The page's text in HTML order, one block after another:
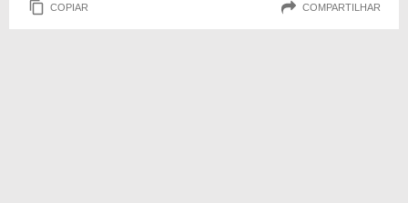
COPIAR COMPARTILHAR